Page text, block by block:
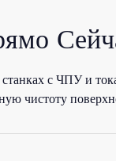
с ЧПУ и
чистоту